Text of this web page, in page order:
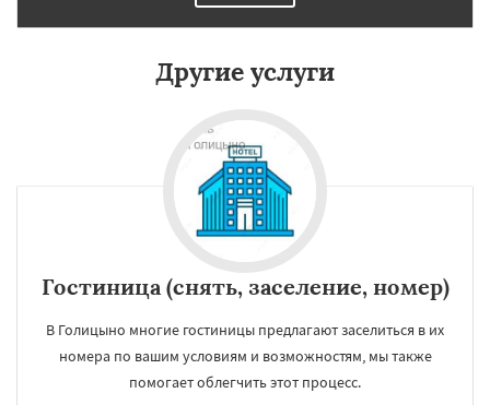
Работаем по
регионам
Дмитров
Домодедово Дрезна
Жуковский Зарайск
Ивантеевка Истра Кашира
Котельники
Красногорск
Лобня Лосино-Петровский Луховицы
Наро-Фоминск Ногинск Одинцово
Озеры Орехово-Зуево
Пересвет
Другие услуги
Гостиница (снять, заселение, номер)
В Голицыно многие гостиницы предлагают заселиться в их
номера по вашим условиям и возможностям, мы также
помогает облегчить этот процесс.
УЗНАТЬ ПОДРОБНЕЕ
Даю согласие на обработку персональных данных